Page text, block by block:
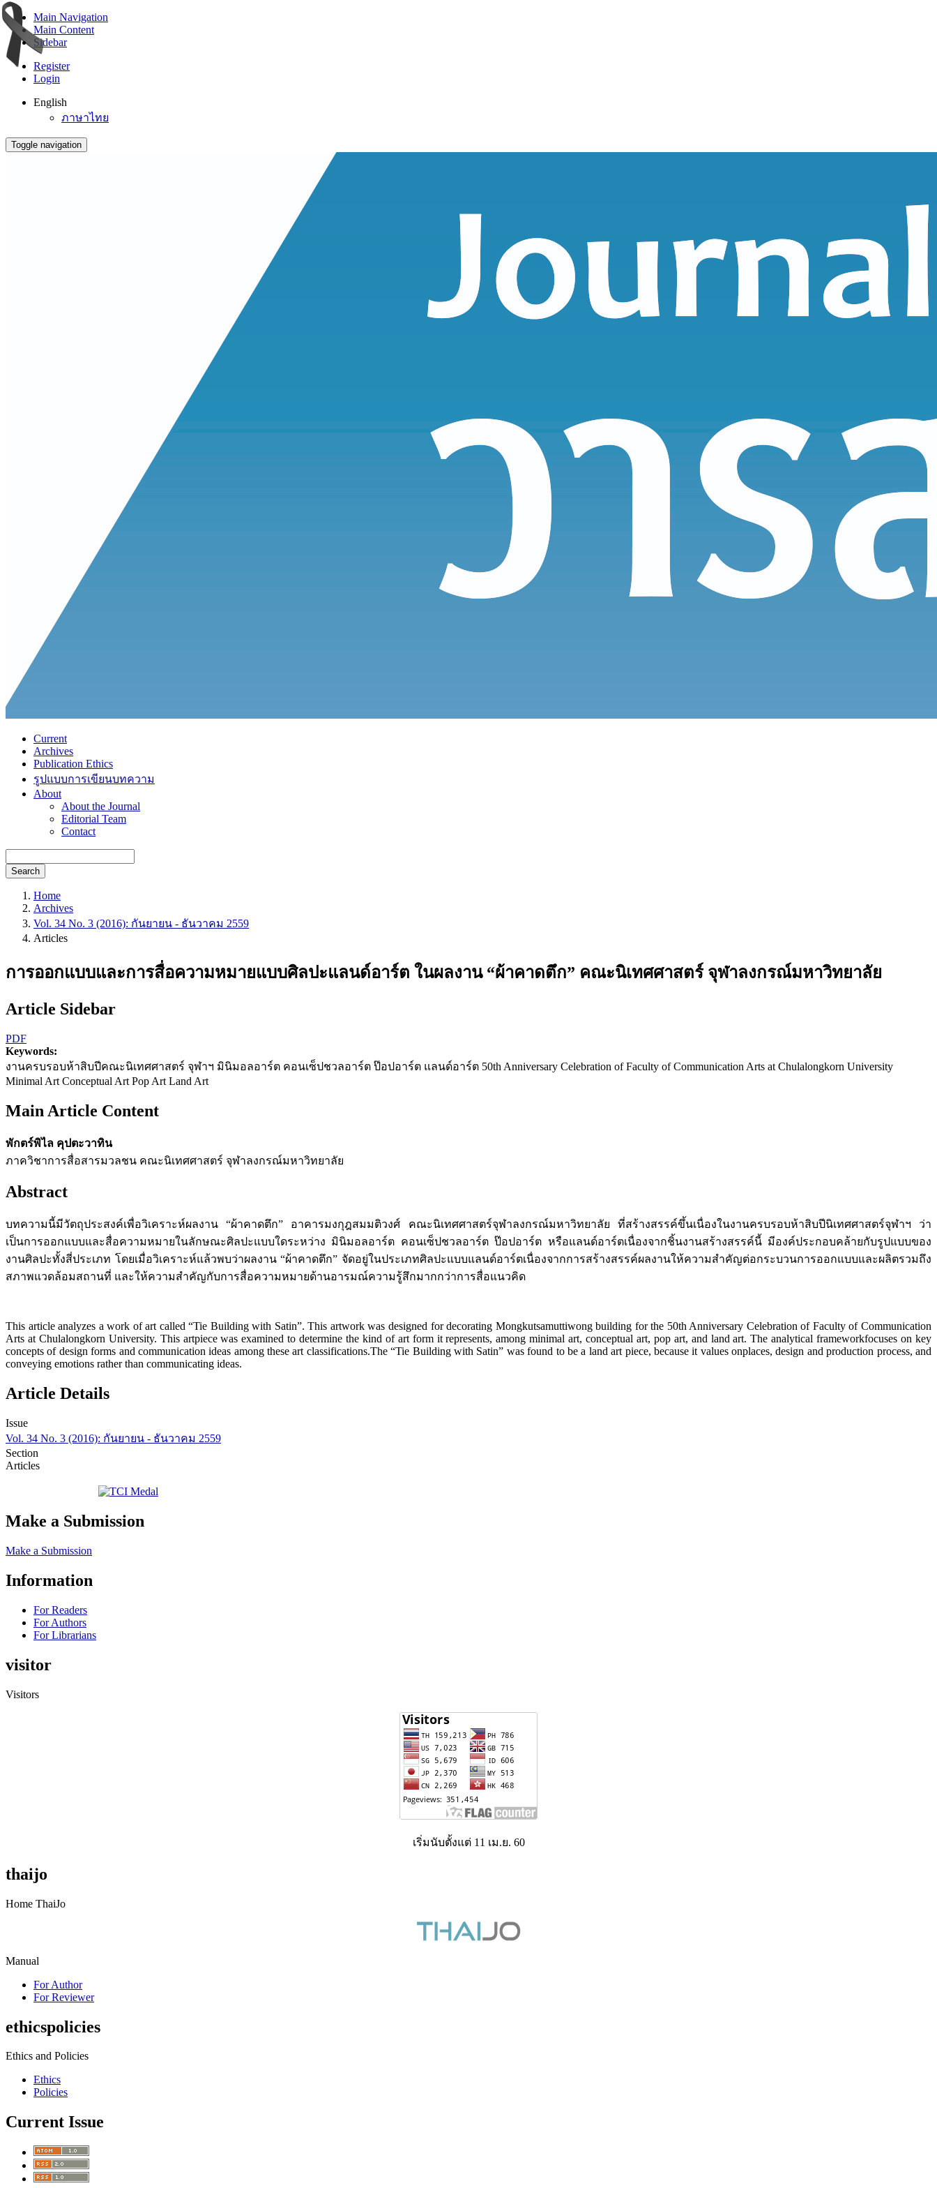
Main Navigation
Main Content
Sidebar
Register
Login
English
ภาษาไทย
Toggle navigation
Current
Archives
Publication Ethics
รูปแบบการเขียนบทความ
About
About the Journal
Editorial Team
Contact
Search
Home
Archives
Vol. 34 No. 3 (2016): กันยายน - ธันวาคม 2559
Articles
การออกแบบและการสื่อความหมายแบบศิลปะแลนด์อาร์ต ในผลงาน “ผ้าคาดตึก” คณะนิเทศศาสตร์ จุฬาลงกรณ์มหาวิทยาลัย
Article Sidebar
PDF
Keywords:
งานครบรอบห้าสิบปีคณะนิเทศศาสตร์ จุฬาฯ มินิมอลอาร์ต คอนเซ็ปชวลอาร์ต ป๊อปอาร์ต แลนด์อาร์ต 50th Anniversary Celebration of Faculty of Communication Arts at Chulalongkorn University
Minimal Art Conceptual Art Pop Art Land Art
Main Article Content
พักตร์พิไล คุปตะวาทิน
ภาควิชาการสื่อสารมวลชน คณะนิเทศศาสตร์ จุฬาลงกรณ์มหาวิทยาลัย
Abstract
บทความนี้มีวัตถุประสงค์เพื่อวิเคราะห์ผลงาน “ผ้าคาดตึก” อาคารมงกุฎสมมติวงศ์ คณะนิเทศศาสตร์จุฬาลงกรณ์มหาวิทยาลัย ที่สร้างสรรค์ขึ้นเนื่องในงานครบรอบห้าสิบปีนิเทศศาสตร์จุฬาฯ ว่า
เป็นการออกแบบและสื่อความหมายในลักษณะศิลปะแบบใดระหว่าง มินิมอลอาร์ต คอนเซ็ปชวลอาร์ต ป๊อปอาร์ต หรือแลนด์อาร์ตเนื่องจากชิ้นงานสร้างสรรค์นี้ มีองค์ประกอบคล้ายกับรูปแบบของ
งานศิลปะทั้งสี่ประเภท โดยเมื่อวิเคราะห์แล้วพบว่าผลงาน “ผ้าคาดตึก” จัดอยู่ในประเภทศิลปะแบบแลนด์อาร์ตเนื่องจากการสร้างสรรค์ผลงานให้ความสำคัญต่อกระบวนการออกแบบและผลิตรวมถึง
สภาพแวดล้อมสถานที่ และให้ความสำคัญกับการสื่อความหมายด้านอารมณ์ความรู้สึกมากกว่าการสื่อแนวคิด
This article analyzes a work of art called “Tie Building with Satin”. This artwork was designed for decorating Mongkutsamuttiwong building for the 50th Anniversary Celebration of Faculty of Communication
Arts at Chulalongkorn University. This artpiece was examined to determine the kind of art form it represents, among minimal art, conceptual art, pop art, and land art. The analytical frameworkfocuses on key
concepts of design forms and communication ideas among these art classifications.The “Tie Building with Satin” was found to be a land art piece, because it values onplaces, design and production process, and
conveying emotions rather than communicating ideas.
Article Details
Issue
Vol. 34 No. 3 (2016): กันยายน - ธันวาคม 2559
Section
Articles
Make a Submission
Make a Submission
Information
For Readers
For Authors
For Librarians
visitor
Visitors
เริ่มนับตั้งแต่ 11 เม.ย. 60
thaijo
Home ThaiJo
Manual
For Author
For Reviewer
ethicspolicies
Ethics and Policies
Ethics
Policies
Current Issue